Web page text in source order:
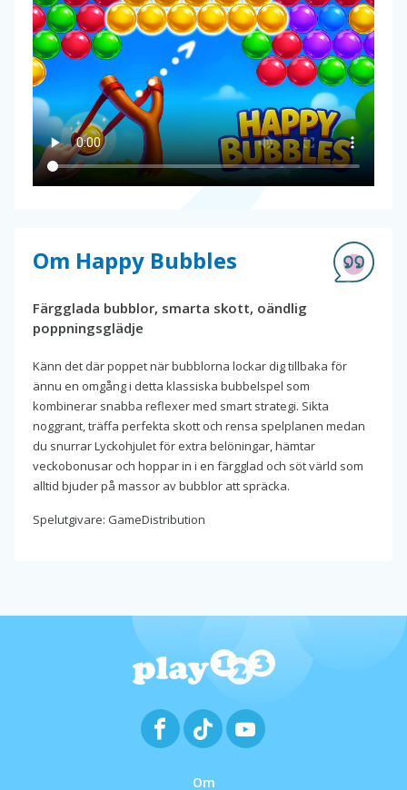
Om Happy Bubbles
Färgglada bubblor, smarta skott, oändlig
poppningsglädje
Känn det där poppet när bubblorna lockar dig tillbaka för
ännu en omgång i detta klassiska bubbelspel som
kombinerar snabba reflexer med smart strategi. Sikta
noggrant, träffa perfekta skott och rensa spelplanen medan
du snurrar Lyckohjulet för extra belöningar, hämtar
veckobonusar och hoppar in i en färgglad och söt värld som
alltid bjuder på massor av bubblor att spräcka.
Spelutgivare: GameDistribution
Om